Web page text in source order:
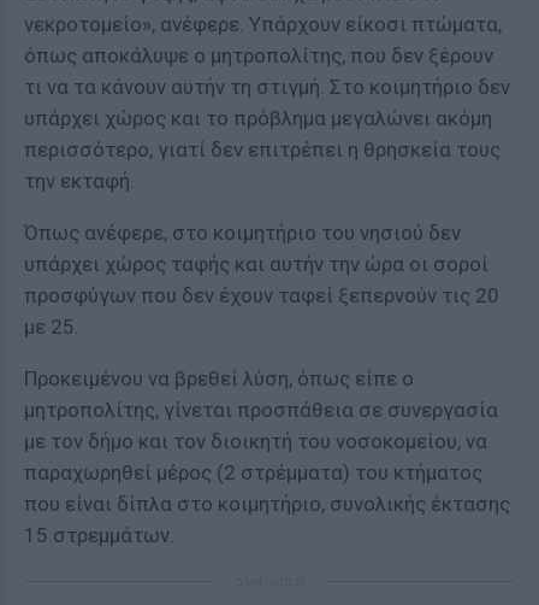
νεκροτομείο», ανέφερε. Υπάρχουν είκοσι πτώματα,
όπως αποκάλυψε ο μητροπολίτης, που δεν ξέρουν
τι να τα κάνουν αυτήν τη στιγμή. Στο κοιμητήριο δεν
υπάρχει χώρος και το πρόβλημα μεγαλώνει ακόμη
περισσότερο, γιατί δεν επιτρέπει η θρησκεία τους
την εκταφή.
Όπως ανέφερε, στο κοιμητήριο του νησιού δεν
υπάρχει χώρος ταφής και αυτήν την ώρα οι σοροί
προσφύγων που δεν έχουν ταφεί ξεπερνούν τις 20
με 25.
Προκειμένου να βρεθεί λύση, όπως είπε ο
μητροπολίτης, γίνεται προσπάθεια σε συνεργασία
με τον δήμο και τον διοικητή του νοσοκομείου, να
παραχωρηθεί μέρος (2 στρέμματα) του κτήματος
που είναι δίπλα στο κοιμητήριο, συνολικής έκτασης
15 στρεμμάτων.